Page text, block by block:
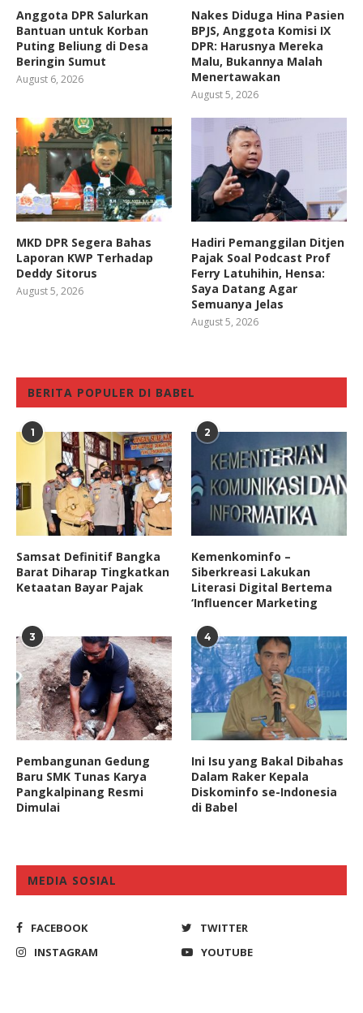
Anggota DPR Salurkan
Bantuan untuk Korban
Puting Beliung di Desa
Beringin Sumut
August 6, 2026
Nakes Diduga Hina Pasien
BPJS, Anggota Komisi IX
DPR: Harusnya Mereka
Malu, Bukannya Malah
Menertawakan
August 5, 2026
MKD DPR Segera Bahas
Laporan KWP Terhadap
Deddy Sitorus
August 5, 2026
Hadiri Pemanggilan Ditjen
Pajak Soal Podcast Prof
Ferry Latuhihin, Hensa:
Saya Datang Agar
Semuanya Jelas
August 5, 2026
BERITA POPULER DI BABEL
1
Samsat Definitif Bangka
Barat Diharap Tingkatkan
Ketaatan Bayar Pajak
2
Kemenkominfo –
Siberkreasi Lakukan
Literasi Digital Bertema
‘Influencer Marketing
3
Pembangunan Gedung
Baru SMK Tunas Karya
Pangkalpinang Resmi
Dimulai
4
Ini Isu yang Bakal Dibahas
Dalam Raker Kepala
Diskominfo se-Indonesia
di Babel
MEDIA SOSIAL
FACEBOOK
TWITTER
INSTAGRAM
YOUTUBE